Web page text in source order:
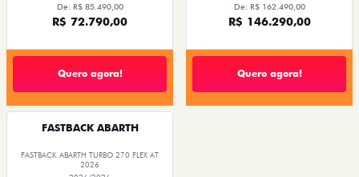
De: R$ 85.490,00
R$ 72.790,00
Quero agora!
De: R$ 162.490,00
R$ 146.290,00
Quero agora!
FASTBACK ABARTH
FASTBACK ABARTH TURBO 270 FLEX AT
2026